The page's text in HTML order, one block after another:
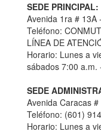
SEDE PRINCIPAL:
Avenida 1ra # 13A
Teléfono:
LÍNEA DE
Horario: Lunes a
sábados 7:00 a.m.
SEDE
Avenida Caracas
Teléfono: (601)
Horario: Lunes a